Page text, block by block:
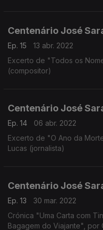
Centenário José
Ep. 15
13 abr. 2022
Excerto de "Todos os
(compositor)
Centenário José
Ep. 14
06 abr. 2022
Excerto de "O Ano da
Lucas (jornalista)
Centenário José
Ep. 13
30 mar. 2022
Crónica "Uma Carta com
Bagagem do Viajante", por